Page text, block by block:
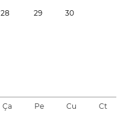
28 29 30
Ça Pe Cu Ct